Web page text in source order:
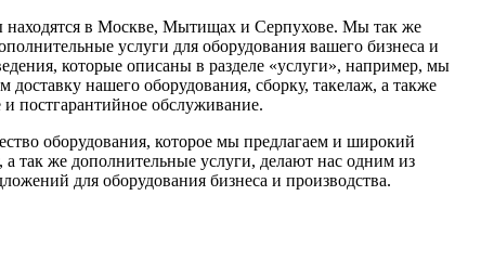
в Москве, Мытищах и Серпухове. Мы так же
услуги для оборудования вашего бизнеса и
которые описаны в разделе «услуги», например, мы
доставку нашего оборудования, сборку, такелаж, а также
и постгарантийное обслуживание.
оборудования, которое мы предлагаем и широкий
а так же дополнительные услуги, делают нас одним из
для оборудования бизнеса и производства.